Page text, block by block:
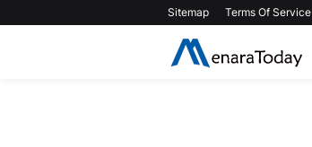
Sitemap Terms Of Service